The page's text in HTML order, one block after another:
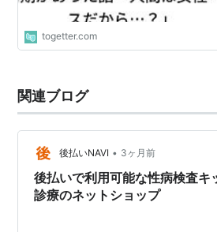
togetter.com
関連ブログ
後払いNAVI • 3ヶ月前
後払いで利用可能な性病検査キ
診療のネットショップ